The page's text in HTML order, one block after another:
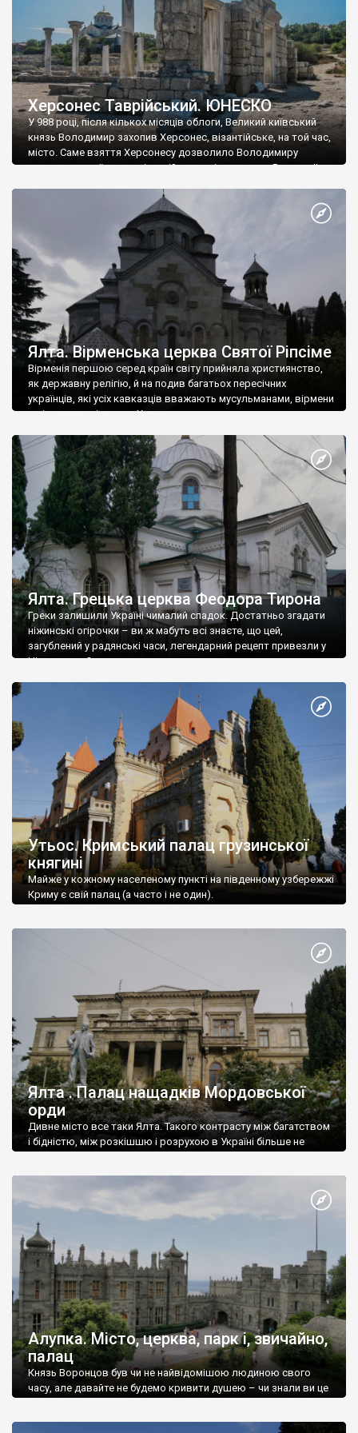
Херсонес Таврійський. ЮНЕСКО
У 988 році, після кількох місяців облоги, Великий київський
князь Володимир захопив Херсонес, візантійське, на той час,
місто. Саме взяття Херсонесу дозволило Володимиру
диктувати свої умови візантійському імператору Василю ІІ, та
Херсонесі Володимир-язичник, став Василем-християнином.
А потім було Хрещення Русі. На честь Херсонесу Таврійського
Ялта. Вірменська церква Святої Ріпсіме
Вірменія першою серед країн світу прийняла християнство,
як державну релігію, й на подив багатьох пересічних
українців, які усіх кавказців вважають мусульманами, вірмени
є відданими вірянами Христа
Ялта. Грецька церква Феодора Тирона
Греки залишили Україні чималий спадок. Достатньо згадати
ніжинські огірочки – ви ж мабуть всі знаєте, що цей,
загублений у радянські часи, легендарний рецепт привезли у
Ніжин греки?
Утьос. Кримський палац грузинської
княгині
Майже у кожному населеному пункті на південному узбережжі
Криму є свій палац (а часто і не один).
Ялта . Палац нащадків Мордовської
орди
Дивне місто все таки Ялта. Такого контрасту між багатством
і бідністю, між розкішшю і розрухою в Україні більше не
Алупка. Місто, церква, парк і, звичайно,
палац
Князь Воронцов був чи не найвідомішою людиною свого
часу, але давайте не будемо кривити душею – чи знали ви це